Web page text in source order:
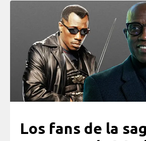
Los fans de la